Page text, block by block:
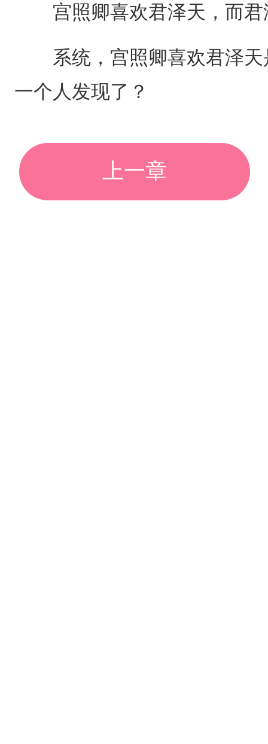
宫照卿喜欢君泽天，而君
系统，宫照卿喜欢君泽天
一个人发现了？
上一章